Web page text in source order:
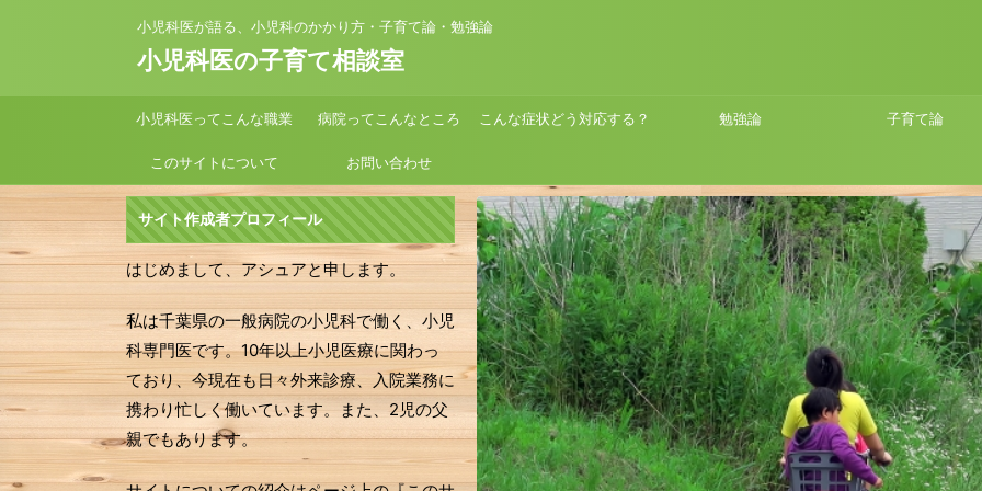
小児科医が語る、小児科のかかり方・子育て論・勉強論
小児科医の子育て相談室
小児科医ってこんな職業 病院ってこんなところ こんな症状どう対応する？ 勉強論 子育て論
このサイトについて お問い合わせ
サイト作成者プロフィール
はじめまして、アシュアと申します。
私は千葉県の一般病院の小児科で働く、小児
科専門医です。10年以上小児医療に関わっ
ており、今現在も日々外来診療、入院業務に
携わり忙しく働いています。また、2児の父
親でもあります。